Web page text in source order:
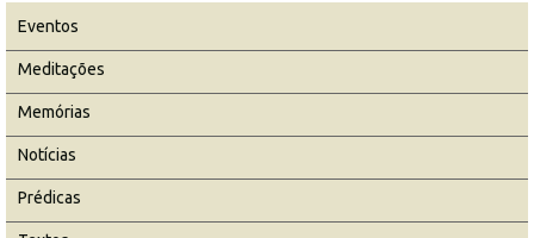
Eventos
Meditações
Memórias
Notícias
Prédicas